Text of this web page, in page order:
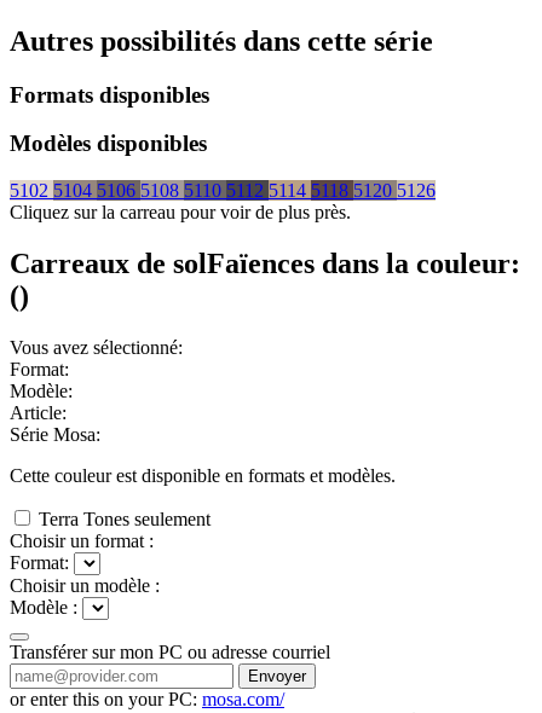
Autres possibilités dans cette série
Formats disponibles
Modèles disponibles
5102 5104 5106 5108 5110 5112 5114 5118 5120 5126
Cliquez sur la carreau pour voir de plus près.
Carreaux de solFaïences dans la couleur:
()
Vous avez sélectionné:
Format:
Modèle:
Article:
Série Mosa:
Cette couleur est disponible en formats et modèles.
Terra Tones seulement
Choisir un format :
Format:
Choisir un modèle :
Modèle :
Transférer sur mon PC ou adresse courriel
Envoyer
or enter this on your PC: mosa.com/